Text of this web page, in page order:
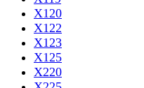
X120
X122
X123
X125
X220